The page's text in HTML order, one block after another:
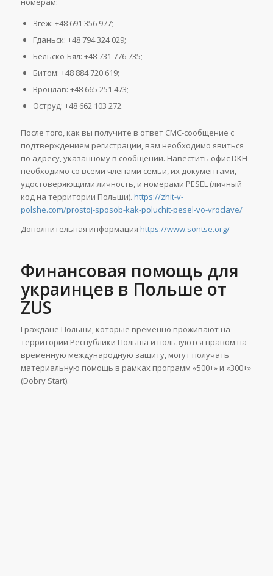
Згеж: +48 691 356 977;
Гданьск: +48 794 324 029;
Бельско-Бял: +48 731 776 735;
Битом: +48 884 720 619;
Вроцлав: +48 665 251 473;
Оструд: +48 662 103 272.
После того, как вы получите в ответ СМС-сообщение с
подтверждением регистрации, вам необходимо явиться
по адресу, указанному в сообщении. Навестить офис DKH
необходимо со всеми членами семьи, их документами,
удостоверяющими личность, и номерами PESEL (личный
код на территории Польши). https://zhit-v-
polshe.com/prostoj-sposob-kak-poluchit-pesel-vo-vroclave/
Дополнительная информация https://www.sontse.org/
Финансовая помощь для
украинцев в Польше от
ZUS
Граждане Польши, которые временно проживают на
территории Республики Польша и пользуются правом на
временную международную защиту, могут получать
материальную помощь в рамках программ «500+» и «300+»
(Dobry Start).